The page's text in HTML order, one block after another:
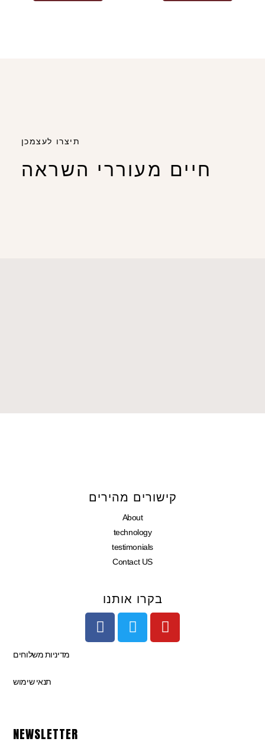
תיצרו לעצמכן
חיים מעוררי השראה
קישורים מהירים
About
technology
testimonials
Contact US
בקרו אותנו
F
a
T
w
Y
o
מדיניות משלוחים
תנאי שימוש
NEWSLETTER